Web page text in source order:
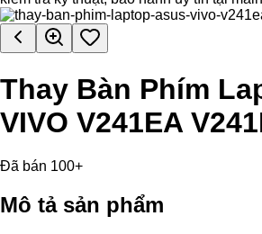
Thay Bàn Phím
VIVO V241EA
Đã bán 100+
Mô tả sản phẩm